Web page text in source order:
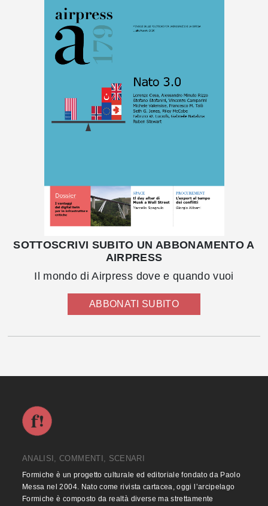
SOTTOSCRIVI SUBITO UN ABBONAMENTO A
AIRPRESS
Il mondo di Airpress dove e quando vuoi
ABBONATI SUBITO
ANALISI, COMMENTI, SCENARI
Formiche è un progetto culturale ed editoriale fondato da Paolo
Messa nel 2004. Nato come rivista cartacea, oggi l’arcipelago
Formiche è composto da realtà diverse ma strettamente